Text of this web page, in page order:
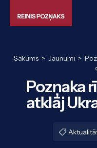
Sākums> Jaunumi >
Pozņaka
atklāj